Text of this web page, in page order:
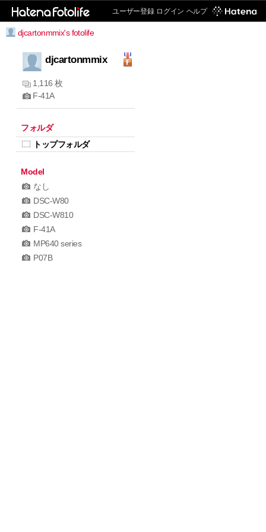
ユーザー登録 ログイン ヘルプ
djcartonmmix's fotolife
djcartonmmix
1,116 枚
F-41A
フォルダ
トップフォルダ
Model
なし
DSC-W80
DSC-W810
F-41A
MP640 series
P07B